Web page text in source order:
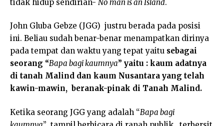
tidak hidup sendirian- No man is an Island.
John Gluba Gebze (JGG) justru berada pada posisi
ini. Beliau sudah benar-benar menampatkan dirinya
pada tempat dan waktu yang tepat yaitu sebagai
seorang “Bapa bagi kaumnya” yaitu : kaum adatnya
di tanah Malind dan kaum Nusantara yang telah
kawin-mawin, beranak-pinak di Tanah Malind.
Ketika seorang JGG yang adalah “Bapa bagi